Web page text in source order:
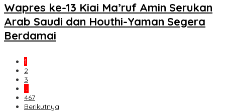
Wapres ke-13 Kiai Ma’ruf Amin Serukan
Arab Saudi dan Houthi-Yaman Segera
Berdamai
1
2
3
…
467
Berikutnya